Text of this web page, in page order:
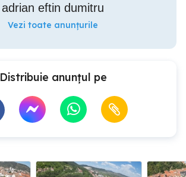
adrian eftin dumitru
Vezi toate anunțurile
Distribuie anunțul pe